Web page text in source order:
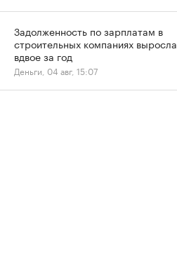
Задолженность по зарплатам в
строительных компаниях выросла
вдвое за год
Деньги, 04 авг, 15:07